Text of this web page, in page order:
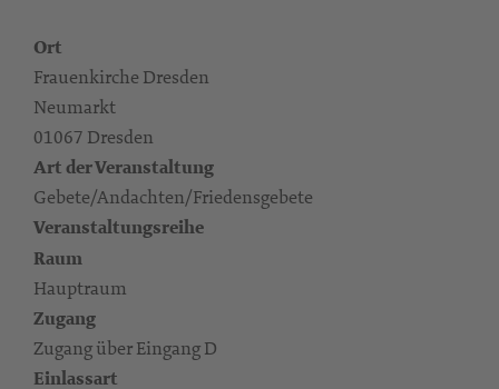
Ort
Frauenkirche Dresden
Neumarkt
01067 Dresden
Art der Veranstaltung
Gebete/Andachten/Friedensgebete
Veranstaltungsreihe
Raum
Hauptraum
Zugang
Zugang über Eingang D
Einlassart